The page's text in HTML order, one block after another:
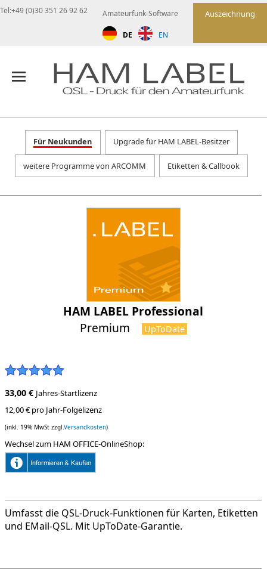
Auszeichnung
Amateurfunk-Software
DE EN
Tel:+49 (0)30 351 26 92 62
Für Neukunden Upgrade für HAM LABEL-Besitzer
weitere Programme von ARCOMM Etiketten & Callbook
HAM LABEL Professional
Premium
UpToDate
33,00 € Jahres-Startlizenz
12,00 € pro Jahr-Folgelizenz
(inkl. 19% MwSt zzgl. Versandkosten)
Wechsel zum HAM OFFICE-OnlineShop:
Umfasst die QSL-Druck-Funktionen für Karten, Etiketten
und EMail-QSL. Mit UpToDate-Garantie.